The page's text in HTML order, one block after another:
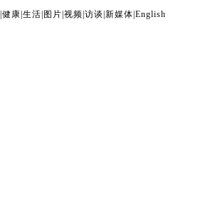
健康 生活 图片 视频 访谈 新媒体 English